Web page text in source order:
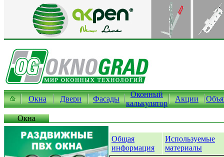
Окна Двери Фасады
Оконный
калькулятор
Акции
Окна
Общая
информация
Используемые
материалы